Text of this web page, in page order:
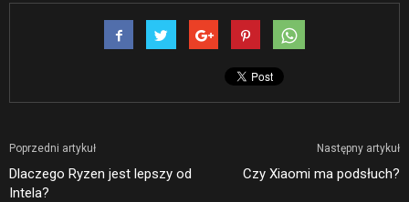
Poprzedni artykuł
Dlaczego Ryzen jest lepszy od
Intela?
Następny artykuł
Czy Xiaomi ma podsłuch?